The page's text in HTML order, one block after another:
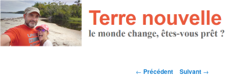
Navigation des articles
← Précédent Suivant →